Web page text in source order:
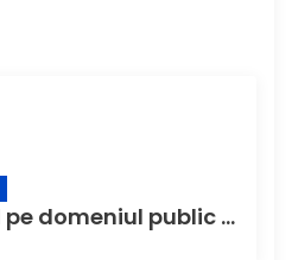
Dezinsecție la sol pe domeniul public din municipiul Buzău – Etapa a 4-a